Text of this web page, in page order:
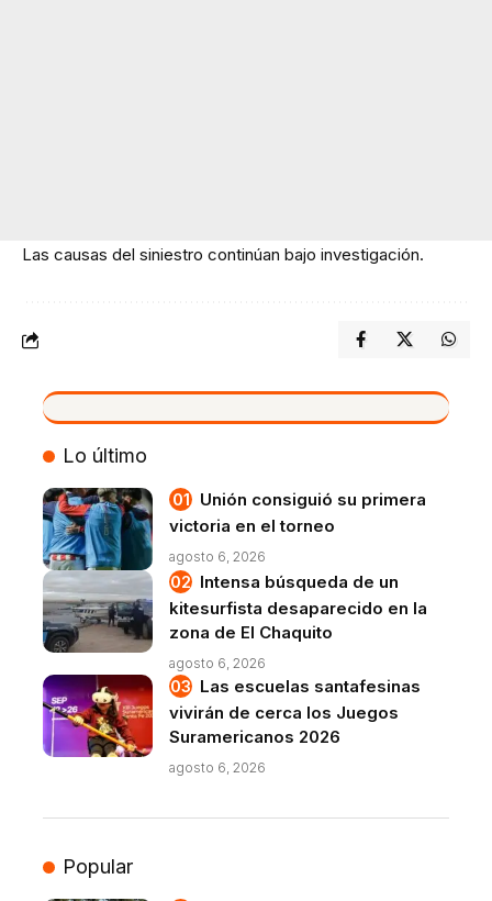
Las causas del siniestro continúan bajo investigación.
VIVO
Lo último
Unión consiguió su primera
victoria en el torneo
agosto 6, 2026
Intensa búsqueda de un
kitesurfista desaparecido en la
zona de El Chaquito
agosto 6, 2026
Las escuelas santafesinas
vivirán de cerca los Juegos
Suramericanos 2026
agosto 6, 2026
Popular